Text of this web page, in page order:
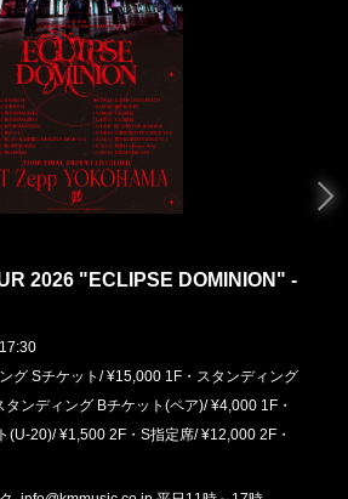
2026 "ECLIPSE DOMINION" -
17:30
グ Sチケット/ ¥15,000 1F・スタンディング
ンディング Bチケット(ペア)/ ¥4,000 1F・
(U-20)/ ¥1,500 2F・S指定席/ ¥12,000 2F・